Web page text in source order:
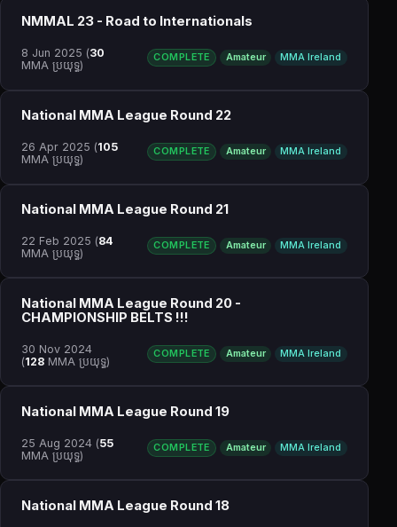
8 Jun 2025 (30
MMA ប្រយុទ្ធ)
NMMAL 23 - Road to Internationals
COMPLETE Amateur MMA Ireland
26 Apr 2025 (105
MMA ប្រយុទ្ធ)
National MMA League Round 22
COMPLETE Amateur MMA Ireland
22 Feb 2025 (84
MMA ប្រយុទ្ធ)
National MMA League Round 21
COMPLETE Amateur MMA Ireland
30 Nov 2024
(128 MMA ប្រយុទ្ធ)
National MMA League Round 20 -
CHAMPIONSHIP BELTS !!!
COMPLETE Amateur MMA Ireland
25 Aug 2024 (55
MMA ប្រយុទ្ធ)
National MMA League Round 19
COMPLETE Amateur MMA Ireland
National MMA League Round 18